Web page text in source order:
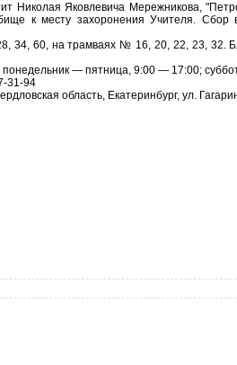
Николая Яковлевича Мережникова,
к месту захоронения Учителя. Сбор
34, 60, на трамваях № 16, 20, 22, 23, 32.
— пятница, 9:00 — 17:00;
31-94
область, Екатеринбург, ул.